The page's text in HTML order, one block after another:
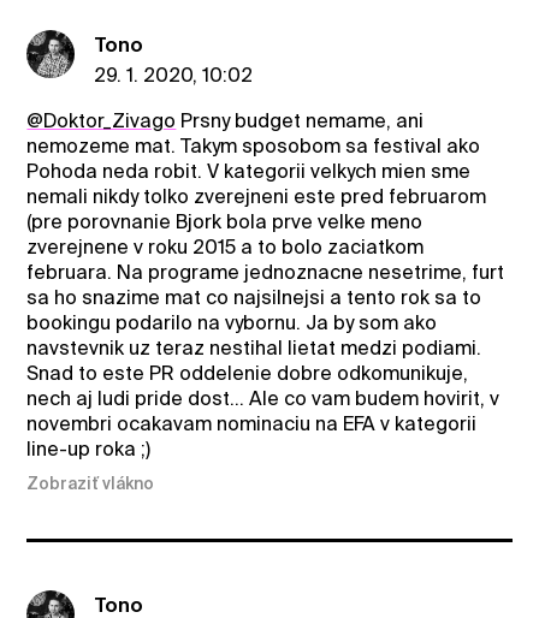
Tono
29. 1. 2020, 10:02
@Doktor_Zivago Prsny budget nemame, ani
nemozeme mat. Takym sposobom sa festival ako
Pohoda neda robit. V kategorii velkych mien sme
nemali nikdy tolko zverejneni este pred februarom
(pre porovnanie Bjork bola prve velke meno
zverejnene v roku 2015 a to bolo zaciatkom
februara. Na programe jednoznacne nesetrime, furt
sa ho snazime mat co najsilnejsi a tento rok sa to
bookingu podarilo na vybornu. Ja by som ako
navstevnik uz teraz nestihal lietat medzi podiami.
Snad to este PR oddelenie dobre odkomunikuje,
nech aj ludi pride dost... Ale co vam budem hovirit, v
novembri ocakavam nominaciu na EFA v kategorii
line-up roka ;)
Zobraziť vlákno
Tono